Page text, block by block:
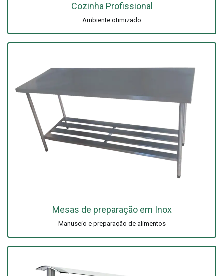
Cozinha Profissional
Ambiente otimizado
Mesas de preparação em Inox
Manuseio e preparação de alimentos